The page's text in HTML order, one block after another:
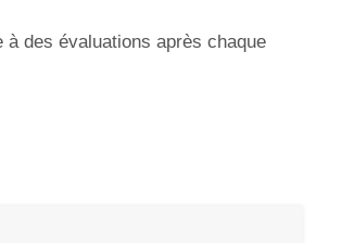
des évaluations après chaque